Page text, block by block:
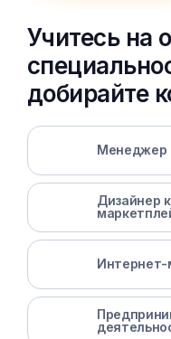
Учитесь на
добирайте
Менеджер
Дизайнер
Интернет-